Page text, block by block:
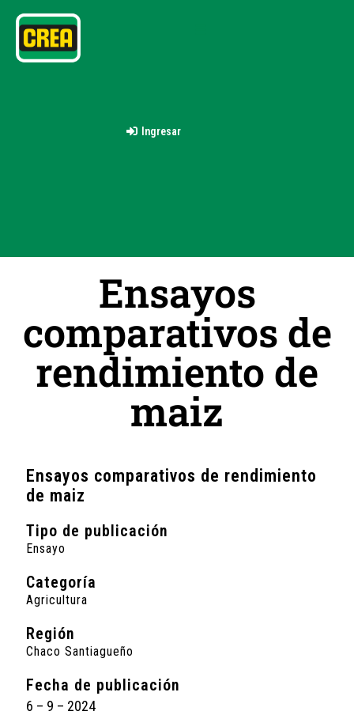
Ingresar
Ensayos
comparativos de
rendimiento de
maiz
Ensayos comparativos de rendimiento
de maiz
Tipo de publicación
Ensayo
Categoría
Agricultura
Región
Chaco Santiagueño
Fecha de publicación
6 – 9 – 2024